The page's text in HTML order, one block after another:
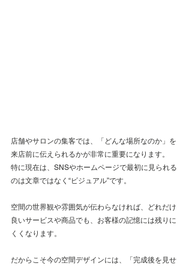
店舗やサロンの集客では、「どんな場所なのか」を
来店前に伝えられるかが非常に重要になります。
特に現在は、SNSやホームページで最初に見られる
のは文章ではなく“ビジュアル”です。
空間の世界観や雰囲気が伝わらなければ、どれだけ
良いサービスや商品でも、お客様の記憶には残りに
くくなります。
だからこそ今の空間デザインには、「完成後を見せ